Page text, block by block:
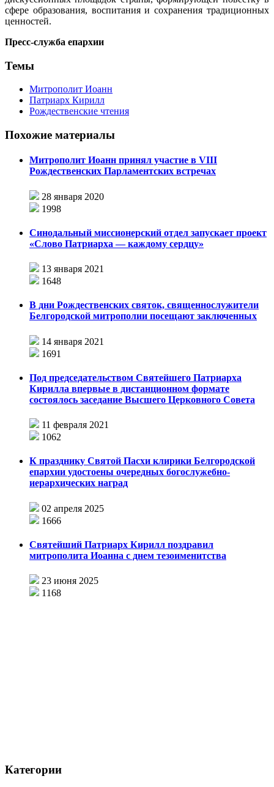
сфере образования, воспитания и сохранения традиционных
ценностей.
Пресс-служба епархии
Темы
Митрополит Иоанн
Патриарх Кирилл
Рождественские чтения
Похожие материалы
Митрополит Иоанн принял участие в VIII
Рождественских Парламентских встречах
28 января 2020
1998
Синодальный миссионерский отдел запускает проект
«Слово Патриарха — каждому сердцу»
13 января 2021
1648
В дни Рождественских святок, священнослужители
Белгородской митрополии посещают заключенных
14 января 2021
1691
Под председательством Святейшего Патриарха
Кирилла впервые в дистанционном формате
состоялось заседание Высшего Церковного Совета
11 февраля 2021
1062
К празднику Святой Пасхи клирики Белгородской
епархии удостоены очередных богослужебно-
иерархических наград
02 апреля 2025
1666
Святейший Патриарх Кирилл поздравил
митрополита Иоанна с днем тезоименитства
23 июня 2025
1168
Категории